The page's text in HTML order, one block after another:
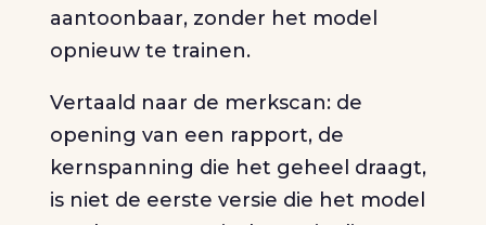
aantoonbaar, zonder het model
opnieuw te trainen.
Vertaald naar de merkscan: de
opening van een rapport, de
kernspanning die het geheel draagt,
is niet de eerste versie die het model